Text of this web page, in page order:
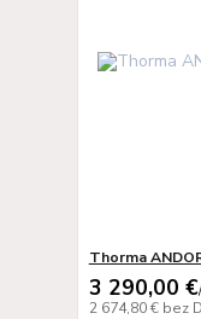
Thorma
3 290,00 €/
2 674,80 € bez